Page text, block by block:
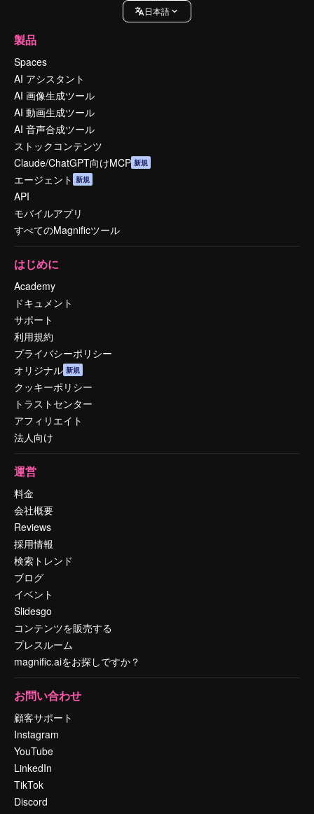
日本語
製品
Spaces
AI アシスタント
AI 画像生成ツール
AI 動画生成ツール
AI 音声合成ツール
ストックコンテンツ
Claude/ChatGPT向けMCP 新規
エージェント 新規
API
モバイルアプリ
すべてのMagnificツール
はじめに
Academy
ドキュメント
サポート
利用規約
プライバシーポリシー
オリジナル 新規
クッキーポリシー
トラストセンター
アフィリエイト
法人向け
運営
料金
会社概要
Reviews
採用情報
検索トレンド
ブログ
イベント
Slidesgo
コンテンツを販売する
プレスルーム
magnific.aiをお探しですか？
お問い合わせ
顧客サポート
Instagram
YouTube
LinkedIn
TikTok
Discord